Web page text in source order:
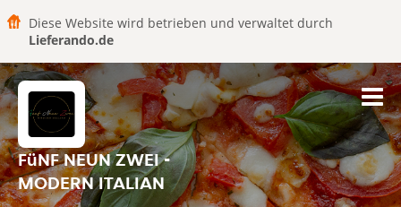
Diese Website wird betrieben und verwaltet durch
Lieferando.de
FüNF NEUN ZWEI -
MODERN ITALIAN